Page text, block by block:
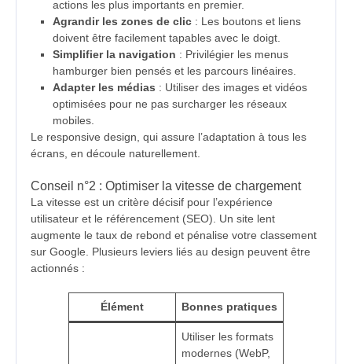
actions les plus importants en premier.
Agrandir les zones de clic : Les boutons et liens
doivent être facilement tapables avec le doigt.
Simplifier la navigation : Privilégier les menus
hamburger bien pensés et les parcours linéaires.
Adapter les médias : Utiliser des images et vidéos
optimisées pour ne pas surcharger les réseaux
mobiles.
Le responsive design, qui assure l’adaptation à tous les
écrans, en découle naturellement.
Conseil n°2 : Optimiser la vitesse de chargement
La vitesse est un critère décisif pour l’expérience
utilisateur et le référencement (SEO). Un site lent
augmente le taux de rebond et pénalise votre classement
sur Google. Plusieurs leviers liés au design peuvent être
actionnés :
Élément Bonnes pratiques
Utiliser les formats
modernes (WebP,